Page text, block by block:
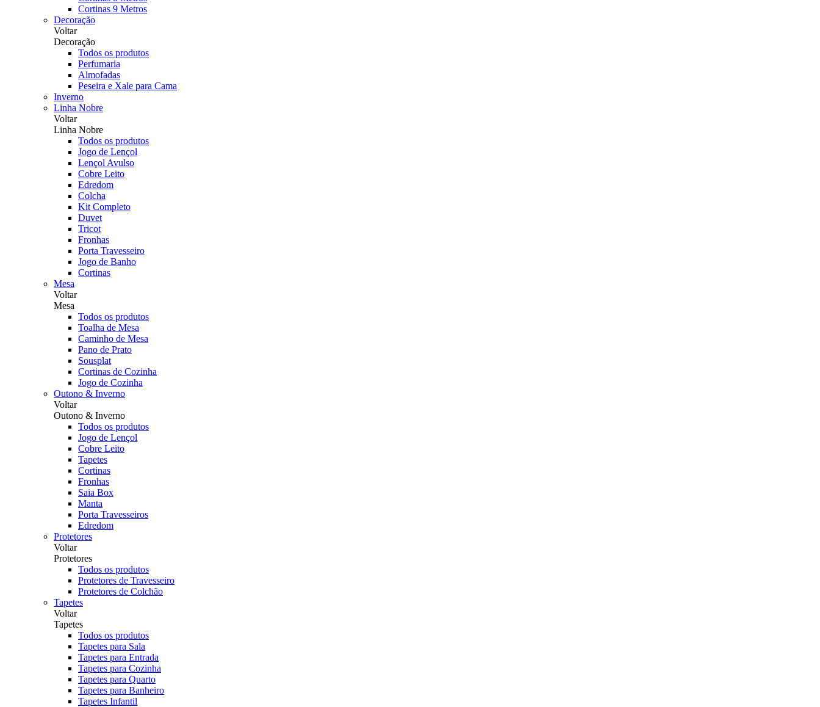
Cortinas 9 Metros
Decoração
Voltar
Decoração
Todos os produtos
Perfumaria
Almofadas
Peseira e Xale para Cama
Inverno
Linha Nobre
Voltar
Linha Nobre
Todos os produtos
Jogo de Lençol
Lençol Avulso
Cobre Leito
Edredom
Colcha
Kit Completo
Duvet
Tricot
Fronhas
Porta Travesseiro
Jogo de Banho
Cortinas
Mesa
Voltar
Mesa
Todos os produtos
Toalha de Mesa
Caminho de Mesa
Pano de Prato
Sousplat
Cortinas de Cozinha
Jogo de Cozinha
Outono & Inverno
Voltar
Outono & Inverno
Todos os produtos
Jogo de Lençol
Cobre Leito
Tapetes
Cortinas
Fronhas
Saia Box
Manta
Porta Travesseiros
Edredom
Protetores
Voltar
Protetores
Todos os produtos
Protetores de Travesseiro
Protetores de Colchão
Tapetes
Voltar
Tapetes
Todos os produtos
Tapetes para Sala
Tapetes para Entrada
Tapetes para Cozinha
Tapetes para Quarto
Tapetes para Banheiro
Tapetes Infantil